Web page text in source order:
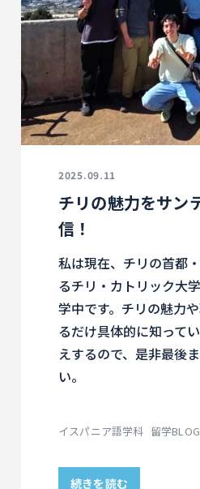
2025.09.11
チリの魅力をサン
信！
私は現在、チリの首都
るチリ・カトリック大
学中です。チリの魅力
るだけ具体的に知って
えするので、是非最後
い。
イスパニア語学科 留学BLOG
続きを読む